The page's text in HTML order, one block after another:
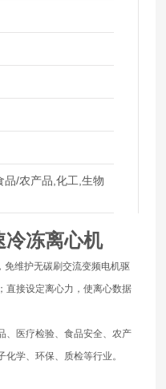
品/农产品,化工,生物
冷冻离心机
免维护无碳刷交流变频电机驱
直接设定离心力，使离心数据
、医疗检验、食品安全、农产
学、环保、质检等行业。